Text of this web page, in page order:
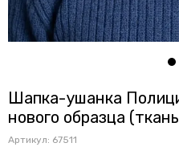
Шапка-ушанка
нового образца
Артикул: 67511